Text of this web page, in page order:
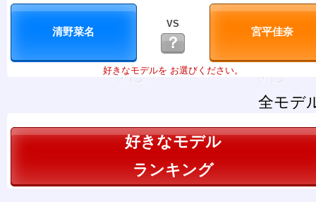
VS
？
好きなモデルを お選びください。
全モデ
好きなモデル
ランキング